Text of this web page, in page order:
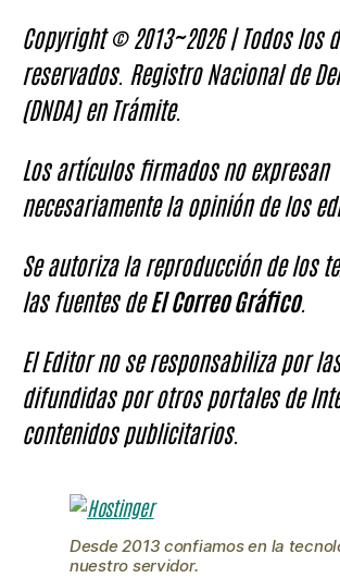
Copyright © 2013~2026 | Todos los
reservados. Registro Nacional de
(DNDA) en Trámite.
Los artículos firmados no expresan
necesariamente la opinión de los
Se autoriza la reproducción de los
las fuentes deEl Correo Gráfico.
El Editor no se responsabiliza por
difundidas por otros portales de
contenidos publicitarios.
Desde 2013 confiamos en la
nuestro servidor.